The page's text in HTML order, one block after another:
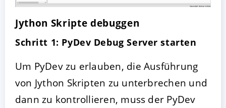
Jython Skripte debuggen
Schritt 1: PyDev Debug Server starten
Um PyDev zu erlauben, die Ausführung
von Jython Skripten zu unterbrechen und
dann zu kontrollieren, muss der PyDev